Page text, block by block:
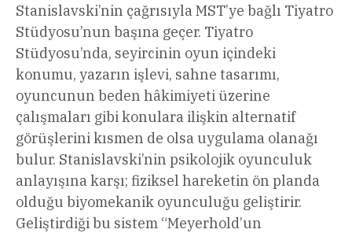
Stanislavski’nin çağrısıyla MST’ye bağlı Tiyatro
Stüdyosu’nun başına geçer. Tiyatro
Stüdyosu’nda, seyircinin oyun içindeki
konumu, yazarın işlevi, sahne tasarımı,
oyuncunun beden hâkimiyeti üzerine
çalışmaları gibi konulara ilişkin alternatif
görüşlerini kısmen de olsa uygulama olanağı
bulur. Stanislavski’nin psikolojik oyunculuk
anlayışına karşı; fiziksel hareketin ön planda
olduğu biyomekanik oyunculuğu geliştirir.
Geliştirdiği bu sistem “Meyerhold’un